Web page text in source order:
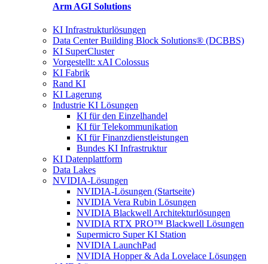
Arm AGI Solutions
KI Infrastrukturlösungen
Data Center Building Block Solutions® (DCBBS)
KI SuperCluster
Vorgestellt: xAI Colossus
KI Fabrik
Rand KI
KI Lagerung
Industrie KI Lösungen
KI für den Einzelhandel
KI für Telekommunikation
KI für Finanzdienstleistungen
Bundes KI Infrastruktur
KI Datenplattform
Data Lakes
NVIDIA-Lösungen
NVIDIA-Lösungen (Startseite)
NVIDIA Vera Rubin Lösungen
NVIDIA Blackwell Architekturlösungen
NVIDIA RTX PRO™ Blackwell Lösungen
Supermicro Super KI Station
NVIDIA LaunchPad
NVIDIA Hopper & Ada Lovelace Lösungen